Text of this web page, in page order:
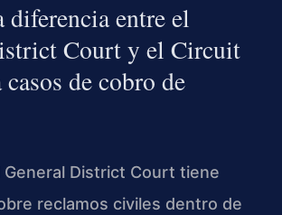
diferencia entre el
Court y el Circuit
de cobro de
General District Court tiene
reclamos civiles dentro de